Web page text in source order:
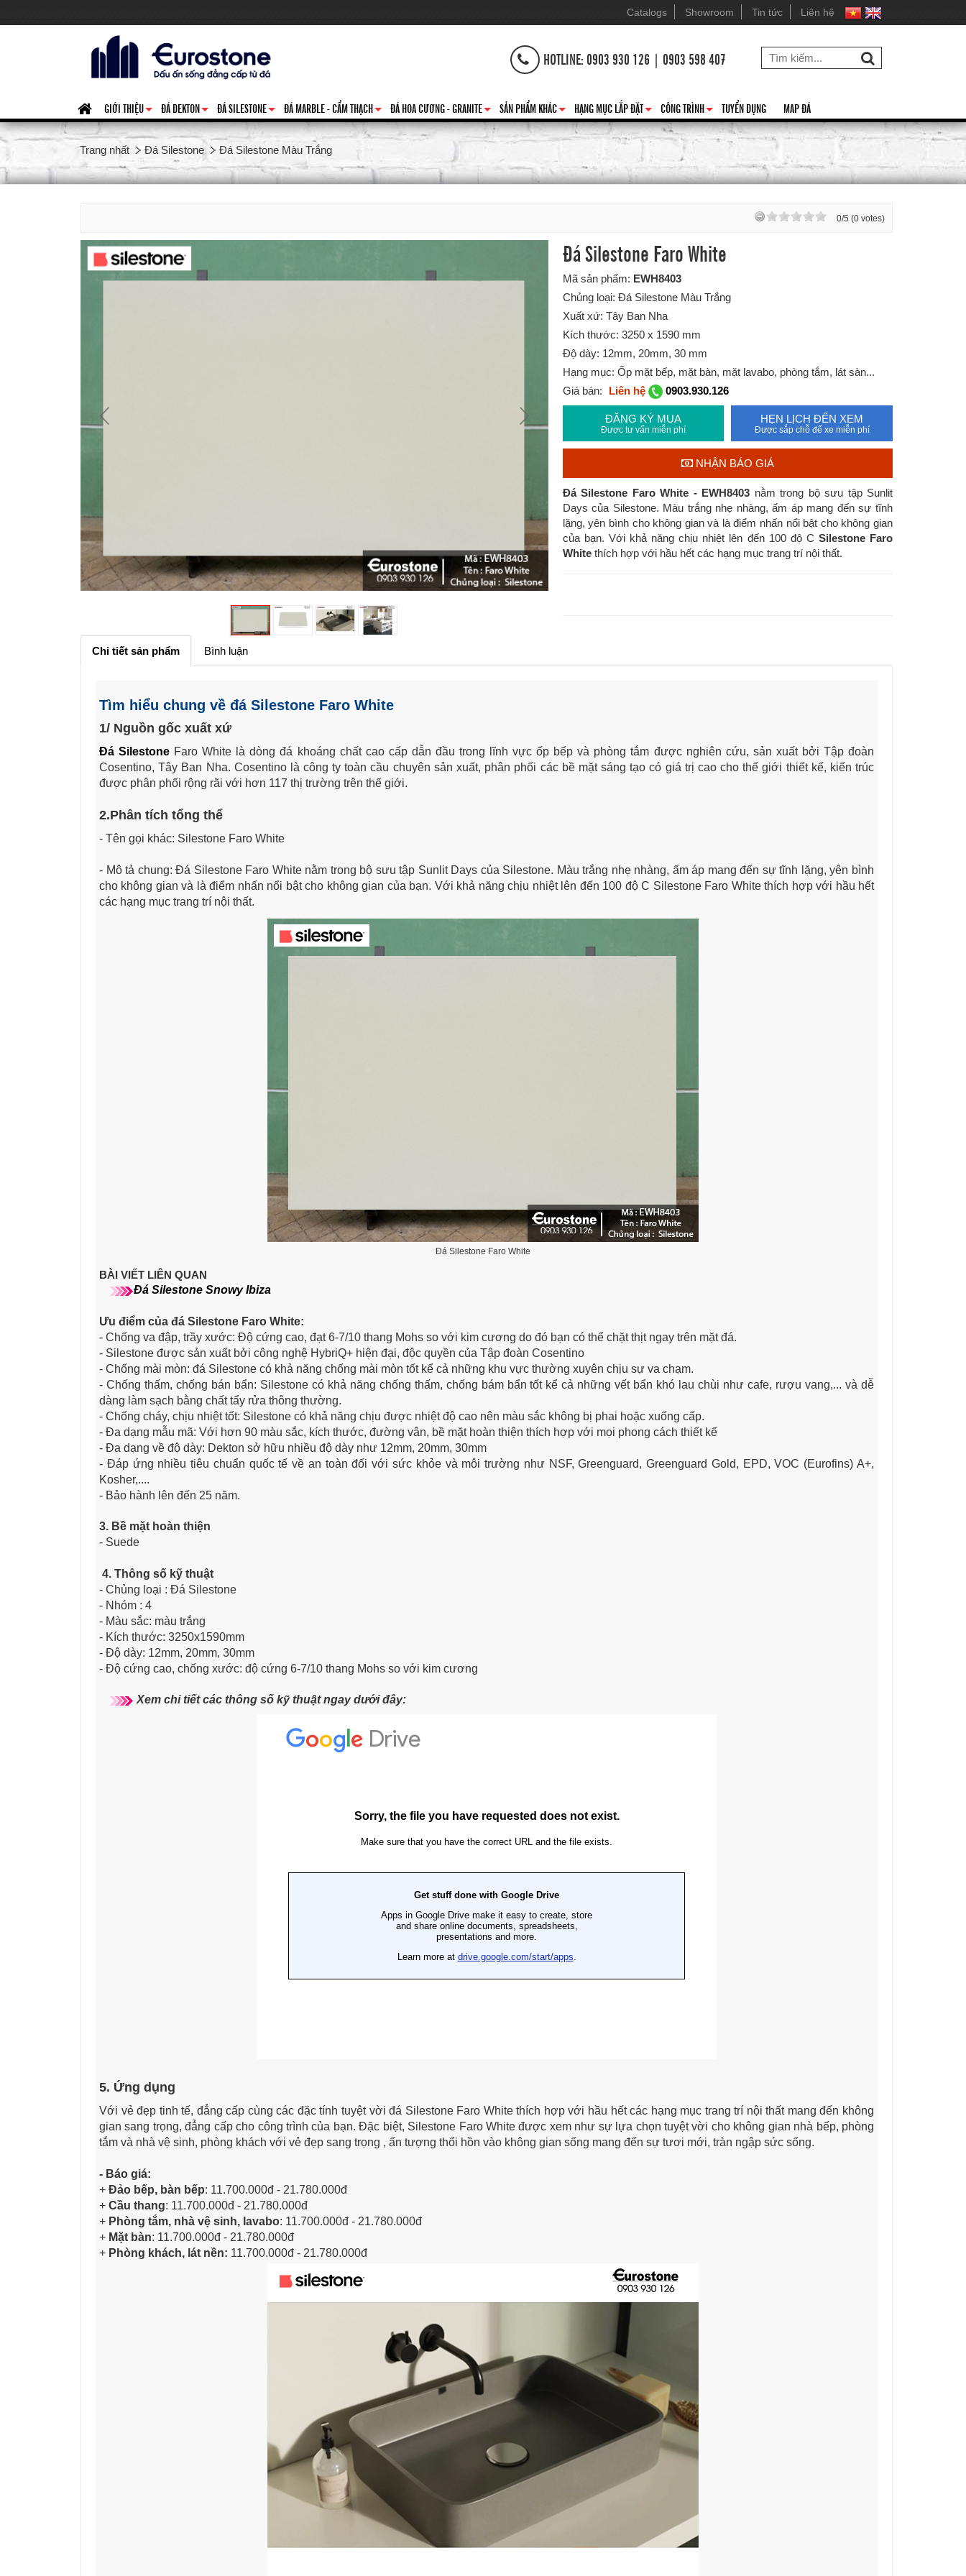
Catalogs Showroom Tin tức Liên hệ
HOTLINE: 0903 930 126 | 0903 598 407
+
GIỚI THIỆU
+
ĐÁ DEKTON
+
ĐÁ SILESTONE
+
ĐÁ MARBLE - CẨM THẠCH
+
ĐÁ HOA CƯƠNG - GRANITE
+
SẢN PHẨM KHÁC
+
HẠNG MỤC LẮP ĐẶT
+
CÔNG TRÌNH TUYỂN DỤNG MAP ĐÁ
Trang nhất Đá Silestone Đá Silestone Màu Trắng
0/5 (0 votes)
Đá Silestone Faro White
Mã sản phẩm: EWH8403
Chủng loại: Đá Silestone Màu Trắng
Xuất xứ: Tây Ban Nha
Kích thước: 3250 x 1590 mm
Độ dày: 12mm, 20mm, 30 mm
Hạng mục: Ốp mặt bếp, mặt bàn, mặt lavabo, phòng tắm, lát sàn...
Giá bán:
Liên hệ 0903.930.126
ĐĂNG KÝ MUA
Được tư vấn miễn phí
HẸN LỊCH ĐẾN XEM
Được sắp chỗ để xe miễn phí
NHẬN BÁO GIÁ
Đá Silestone Faro White - EWH8403 nằm trong bộ sưu tập Sunlit
Days của Silestone. Màu trắng nhẹ nhàng, ấm áp mang đến sự tĩnh
lặng, yên bình cho không gian và là điểm nhấn nổi bật cho không gian
của bạn. Với khả năng chịu nhiệt lên đến 100 độ C Silestone Faro
Whitethích hợp với hầu hết các hạng mục trang trí nội thất.
Chi tiết sản phẩm Bình luận
Tìm hiểu chung về đá Silestone Faro White
1/ Nguồn gốc xuất xứ
Đá Silestone Faro White là dòng đá khoáng chất cao cấp dẫn đầu trong lĩnh vực ốp bếp và phòng tắm được nghiên cứu, sản xuất bởi Tập đoàn
Cosentino, Tây Ban Nha. Cosentino là công ty toàn cầu chuyên sản xuất, phân phối các bề mặt sáng tạo có giá trị cao cho thế giới thiết kế, kiến trúc
được phân phối rộng rãi với hơn 117 thị trường trên thế giới.
2.Phân tích tổng thể
- Tên gọi khác: Silestone Faro White
- Mô tả chung: Đá Silestone Faro White nằm trong bộ sưu tập Sunlit Days của Silestone. Màu trắng nhẹ nhàng, ấm áp mang đến sự tĩnh lặng, yên bình
cho không gian và là điểm nhấn nổi bật cho không gian của bạn. Với khả năng chịu nhiệt lên đến 100 độ C Silestone Faro White thích hợp với hầu hết
các hạng mục trang trí nội thất.
Đá Silestone Faro White
BÀI VIẾT LIÊN QUAN
Đá Silestone Snowy Ibiza
Ưu điểm của đá Silestone Faro White:
- Chống va đập, trầy xước: Độ cứng cao, đạt 6-7/10 thang Mohs so với kim cương do đó bạn có thể chặt thịt ngay trên mặt đá.
- Silestone được sản xuất bởi công nghệ HybriQ+ hiện đại, độc quyền của Tập đoàn Cosentino
- Chống mài mòn: đá Silestone có khả năng chống mài mòn tốt kể cả những khu vực thường xuyên chịu sự va chạm.
- Chống thấm, chống bán bẩn: Silestone có khả năng chống thấm, chống bám bẩn tốt kể cả những vết bẩn khó lau chùi như cafe, rượu vang,... và dễ
dàng làm sạch bằng chất tẩy rửa thông thường.
- Chống cháy, chịu nhiệt tốt: Silestone có khả năng chịu được nhiệt độ cao nên màu sắc không bị phai hoặc xuống cấp.
- Đa dạng mẫu mã: Với hơn 90 màu sắc, kích thước, đường vân, bề mặt hoàn thiện thích hợp với mọi phong cách thiết kế
- Đa dạng về độ dày: Dekton sở hữu nhiều độ dày như 12mm, 20mm, 30mm
- Đáp ứng nhiều tiêu chuẩn quốc tế về an toàn đối với sức khỏe và môi trường như NSF, Greenguard, Greenguard Gold, EPD, VOC (Eurofins) A+,
Kosher,....
- Bảo hành lên đến 25 năm.
3. Bề mặt hoàn thiện
- Suede
4. Thông số kỹ thuật
- Chủng loại : Đá Silestone
- Nhóm : 4
- Màu sắc: màu trắng
- Kích thước: 3250x1590mm
- Độ dày: 12mm, 20mm, 30mm
- Độ cứng cao, chống xước: độ cứng 6-7/10 thang Mohs so với kim cương
Xem chi tiết các thông số kỹ thuật ngay dưới đây:
5. Ứng dụng
Với vẻ đẹp tinh tế, đẳng cấp cùng các đặc tính tuyệt vời đá Silestone Faro White thích hợp với hầu hết các hạng mục trang trí nội thất mang đến không
gian sang trọng, đẳng cấp cho công trình của bạn. Đặc biệt, Silestone Faro White được xem như sự lựa chọn tuyệt vời cho không gian nhà bếp, phòng
tắm và nhà vệ sinh, phòng khách với vẻ đẹp sang trọng , ấn tượng thổi hồn vào không gian sống mang đến sự tươi mới, tràn ngập sức sống.
- Báo giá:
+ Đảo bếp, bàn bếp: 11.700.000đ - 21.780.000đ
+ Cầu thang: 11.700.000đ - 21.780.000đ
+ Phòng tắm, nhà vệ sinh, lavabo: 11.700.000đ - 21.780.000đ
+ Mặt bàn: 11.700.000đ - 21.780.000đ
+ Phòng khách, lát nền: 11.700.000đ - 21.780.000đ